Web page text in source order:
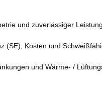
und zuverlässiger
(SE), Kosten und
und Wärme- /